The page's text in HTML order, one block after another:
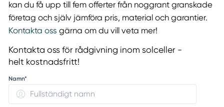
kan du få upp till fem offerter från noggrant granskade
företag och själv jämföra pris, material och garantier.
Kontakta oss gärna om du vill veta mer!
Kontakta oss för rådgivning inom solceller -
helt kostnadsfritt!
Namn*